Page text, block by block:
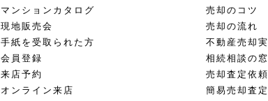
マンションカタログ
現地販売会
手紙を受取られた方
会員登録
来店予約
オンライン来店
売却のコツ
売却の流れ
不動産売却
相続相談の窓
売却査定依頼
簡易売却査定